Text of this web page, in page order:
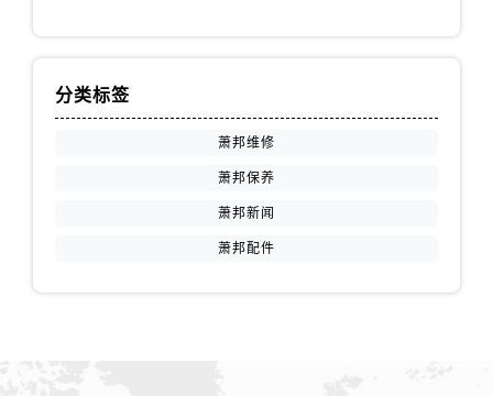
安徽省安庆市迎江区人民路萧邦售后服务中心（需提前预约）
分类标签
萧邦维修
萧邦保养
萧邦新闻
萧邦配件